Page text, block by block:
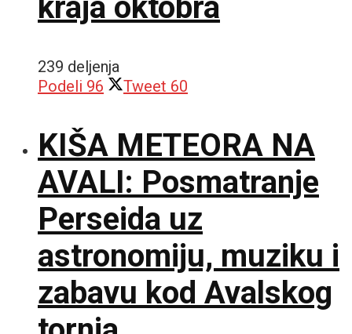
kraja oktobra
239 deljenja
Podeli 96 Tweet 60
KIŠA METEORA NA
AVALI: Posmatranje
Perseida uz
astronomiju, muziku i
zabavu kod Avalskog